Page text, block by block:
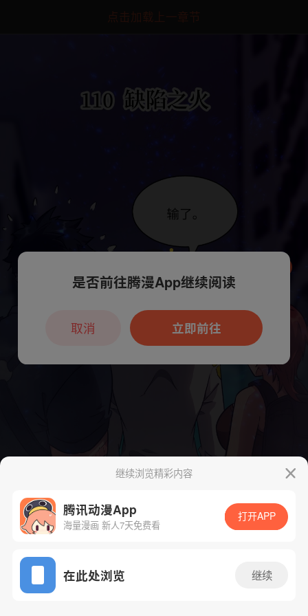
点击加载上一章节
App免费看
下一话 腾漫App免费看
继续浏览精彩内容
腾讯动漫App
海量漫画 新人7天免费看
打开APP
在此处浏览 继续
本章节仅支持App阅读，可打开App新用
户7天免费看
是否前往腾漫App继续阅读
立即前往
取消